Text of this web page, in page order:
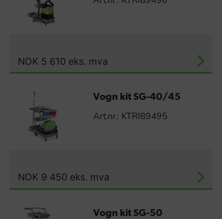
NOK 5 610 eks. mva
Vogn kit SG-40/45
Art.nr.: KTRI89495
NOK 9 450 eks. mva
Vogn kit SG-50